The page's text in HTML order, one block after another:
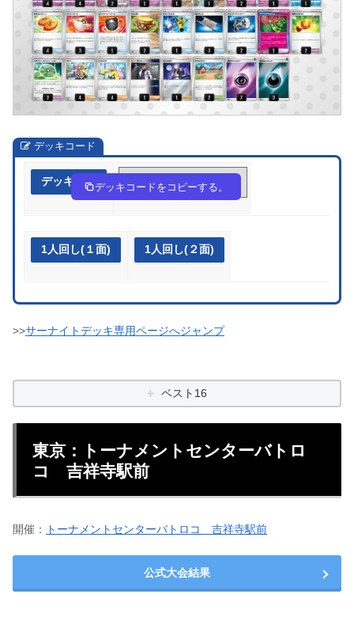
デッキコード
デッキ作成 yMUM2E-BOHjDN-pyMSSy
デッキコードをコピーする。
1人回し(１面) 1人回し(２面)
>>サーナイトデッキ専用ページへジャンプ
ベスト16
東京：トーナメントセンターバトロ
コ 吉祥寺駅前
開催： トーナメントセンターバトロコ 吉祥寺駅前
公式大会結果